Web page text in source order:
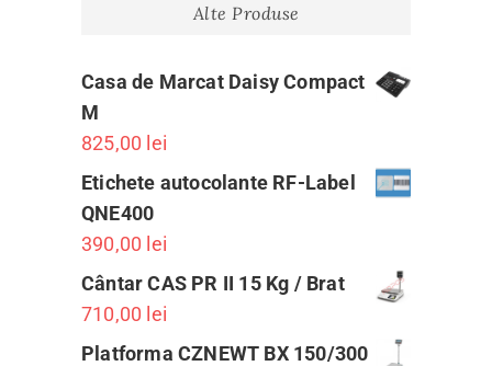
Alte Produse
Casa de Marcat Daisy Compact
M
825,00 lei
Etichete autocolante RF-Label
QNE400
390,00 lei
Cântar CAS PR II 15 Kg / Brat
710,00 lei
Platforma CZNEWT BX 150/300